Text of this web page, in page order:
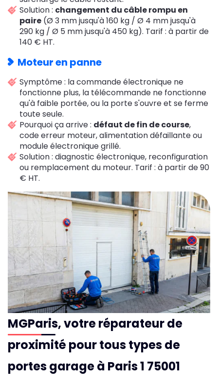
Solution : changement du câble rompu en
paire (Ø 3 mm jusqu'à 160 kg / Ø 4 mm jusqu'à
290 kg / Ø 5 mm jusqu'à 450 kg). Tarif : à partir de
140 € HT.
Moteur en panne
Symptôme : la commande électronique ne
fonctionne plus, la télécommande ne fonctionne
qu'à faible portée, ou la porte s'ouvre et se ferme
toute seule.
Pourquoi ça arrive : défaut de fin de course,
code erreur moteur, alimentation défaillante ou
module électronique grillé.
Solution : diagnostic électronique, reconfiguration
ou remplacement du moteur. Tarif : à partir de 90
€ HT.
MGParis, votre réparateur de
proximité pour tous types de
portes garage à Paris 1 75001